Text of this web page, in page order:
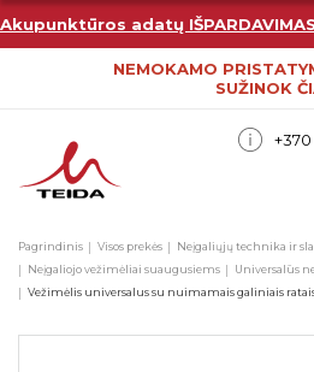
Akupunktūros adatų
NEMOKAMO
SUŽINOK
Pagrindinis Visos prekės
Neįgaliųjų technika ir
Neįgaliojo vežimėliai suaugusiems
Universalūs
Vežimėlis universalus su nuimamais galiniais